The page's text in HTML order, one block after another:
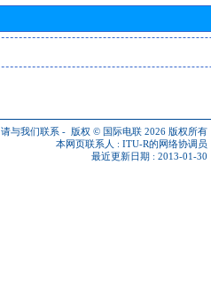
请与我们联系 - 版权 © 国际电联 2026 版权所有
本网页联系人 : ITU-R的网络协调员
最近更新日期 : 2013-01-30